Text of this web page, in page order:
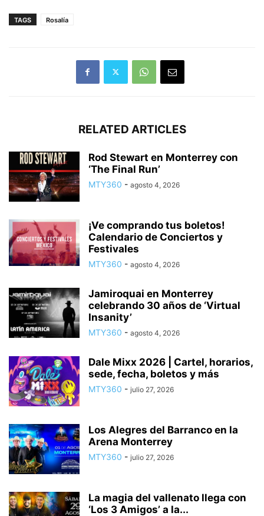
TAGS Rosalía
RELATED ARTICLES
Rod Stewart en Monterrey con
‘The Final Run’
MTY360 - agosto 4, 2026
¡Ve comprando tus boletos!
Calendario de Conciertos y
Festivales
MTY360 - agosto 4, 2026
Jamiroquai en Monterrey
celebrando 30 años de ‘Virtual
Insanity’
MTY360 - agosto 4, 2026
Dale Mixx 2026 | Cartel, horarios,
sede, fecha, boletos y más
MTY360 - julio 27, 2026
Los Alegres del Barranco en la
Arena Monterrey
MTY360 - julio 27, 2026
La magia del vallenato llega con
‘Los 3 Amigos’ a la...